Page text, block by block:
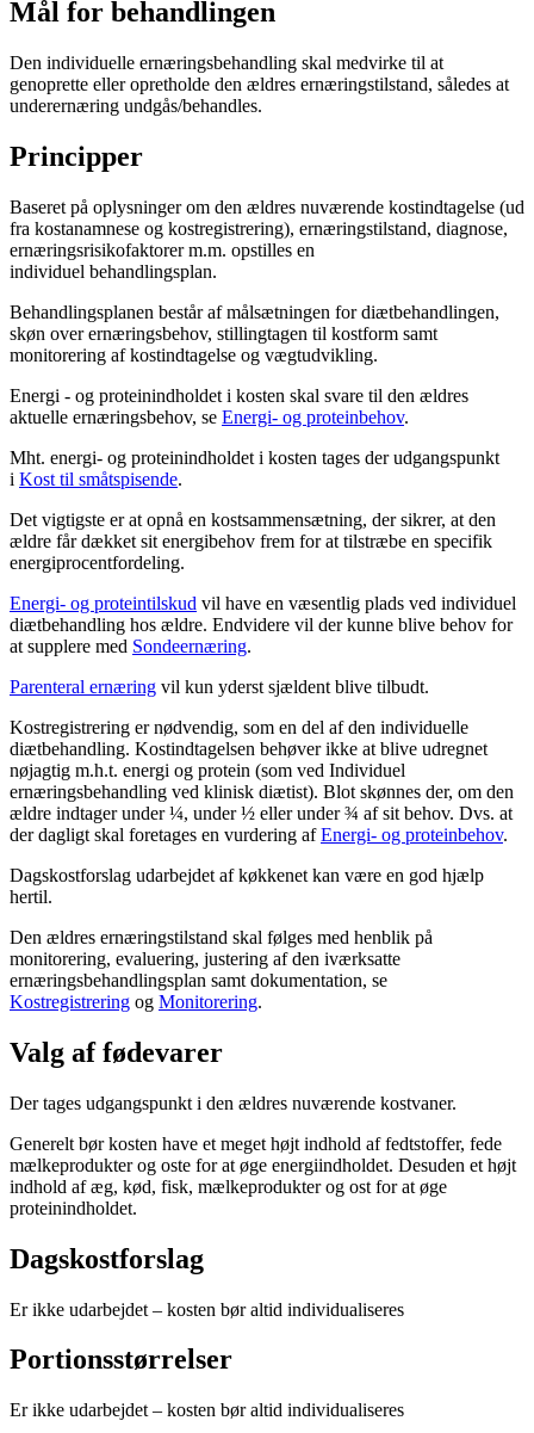
Mål for behandlingen
Den individuelle ernæringsbehandling skal medvirke til at
genoprette eller opretholde den ældres ernæringstilstand, således at
underernæring undgås/behandles.
Principper
Baseret på oplysninger om den ældres nuværende kostindtagelse (ud
fra kostanamnese og kostregistrering), ernæringstilstand, diagnose,
ernæringsrisikofaktorer m.m. opstilles en
individuel behandlingsplan.
Behandlingsplanen består af målsætningen for diætbehandlingen,
skøn over ernæringsbehov, stillingtagen til kostform samt
monitorering af kostindtagelse og vægtudvikling.
Energi - og proteinindholdet i kosten skal svare til den ældres
aktuelle ernæringsbehov, se Energi- og proteinbehov.
Mht. energi- og proteinindholdet i kosten tages der udgangspunkt
i Kost til småtspisende.
Det vigtigste er at opnå en kostsammensætning, der sikrer, at den
ældre får dækket sit energibehov frem for at tilstræbe en specifik
energiprocentfordeling.
Energi- og proteintilskud vil have en væsentlig plads ved individuel
diætbehandling hos ældre. Endvidere vil der kunne blive behov for
at supplere med Sondeernæring.
Parenteral ernæring vil kun yderst sjældent blive tilbudt.
Kostregistrering er nødvendig, som en del af den individuelle
diætbehandling. Kostindtagelsen behøver ikke at blive udregnet
nøjagtig m.h.t. energi og protein (som ved Individuel
ernæringsbehandling ved klinisk diætist). Blot skønnes der, om den
ældre indtager under ¼, under ½ eller under ¾ af sit behov. Dvs. at
der dagligt skal foretages en vurdering afEnergi- og proteinbehov.
Dagskostforslag udarbejdet af køkkenet kan være en god hjælp
hertil.
Den ældres ernæringstilstand skal følges med henblik på
monitorering, evaluering, justering af den iværksatte
ernæringsbehandlingsplan samt dokumentation, se
Kostregistrering og Monitorering.
Valg af fødevarer
Der tages udgangspunkt i den ældres nuværende kostvaner.
Generelt bør kosten have et meget højt indhold af fedtstoffer, fede
mælkeprodukter og oste for at øge energiindholdet. Desuden et højt
indhold af æg, kød, fisk, mælkeprodukter og ost for at øge
proteinindholdet.
Dagskostforslag
Er ikke udarbejdet – kosten bør altid individualiseres
Portionsstørrelser
Er ikke udarbejdet – kosten bør altid individualiseres